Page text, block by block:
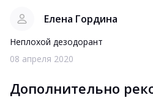
Елена Гордина
Неплохой дезодорант
08 апреля 2020
Дополнительно